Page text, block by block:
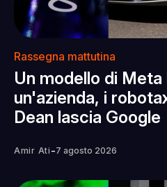
Rassegna mattutina
Un modello di Meta
un'azienda, i
Dean lascia Google
Amir Ati -7 agosto 2026